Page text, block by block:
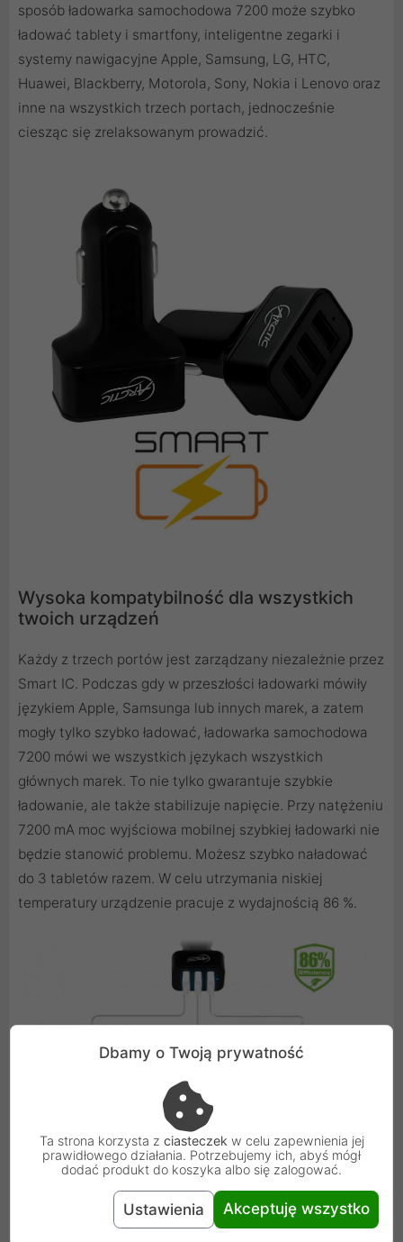
sposób ładowarka samochodowa 7200 może szybko
ładować tablety i smartfony, inteligentne zegarki i
systemy nawigacyjne Apple, Samsung, LG, HTC,
Huawei, Blackberry, Motorola, Sony, Nokia i Lenovo oraz
inne na wszystkich trzech portach, jednocześnie
ciesząc się zrelaksowanym prowadzić.
Wysoka kompatybilność dla wszystkich
twoich urządzeń
Każdy z trzech portów jest zarządzany niezależnie przez
Smart IC. Podczas gdy w przeszłości ładowarki mówiły
językiem Apple, Samsunga lub innych marek, a zatem
mogły tylko szybko ładować, ładowarka samochodowa
7200 mówi we wszystkich językach wszystkich
głównych marek. To nie tylko gwarantuje szybkie
ładowanie, ale także stabilizuje napięcie. Przy natężeniu
7200 mA moc wyjściowa mobilnej szybkiej ładowarki nie
będzie stanowić problemu. Możesz szybko naładować
do 3 tabletów razem. W celu utrzymania niskiej
temperatury urządzenie pracuje z wydajnością 86 %.
Idealna ładowarka podróżna
Dbamy o Twoją prywatność
Ta strona korzysta z ciasteczek w celu zapewnienia jej
prawidłowego działania. Potrzebujemy ich, abyś mógł
dodać produkt do koszyka albo się zalogować.
Ustawienia Akceptuję wszystko